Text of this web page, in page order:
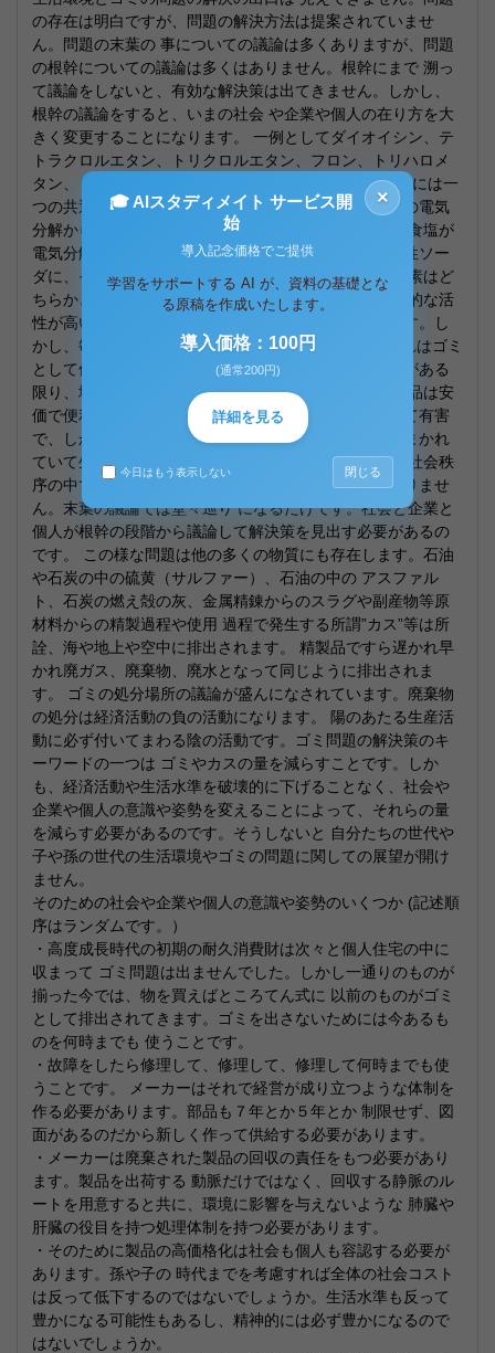
の存在は明白ですが、問題の解決方法は提案されていませ
ん。問題の末葉の 事についての議論は多くありますが、問題
の根幹についての議論は多くはありません。根幹にまで 溯っ
て議論をしないと、有効な解決策は出てきません。しかし、
根幹の議論をすると、いまの社会 や企業や個人の在り方を大
きく変更することになります。 一例としてダイオイシン、テ
トラクロルエタン、トリクロルエタン、フロン、トリハロメ
タン、 ＰＶＣ（ビニール）、ＰＣＢ、ＢＨＣ、ＤＤＴ には一
つの共通項が在ります。それは塩素です。塩素は食塩の電気
分解から作られます。日本では 年間約８００万トンの食塩が
電気分解され、その重量の４０％のナトリュウムが苛性ソー
ダに、その 重量の６０％が塩素として発生します。塩素はど
ちらかと言えば副産物ですが、安価であることと 化学的な活
性が高いため、多くの化学製品の製造に使われています。し
かし、毎年４～5百万トンの塩素が 製品となり、いずれはゴミ
として何らかの形で廃棄されます。苛性ソーダの需要がある
限り、塩素は 発生し続けます。塩素ガスやその化学製品は安
価で便利で有用ですが、多くの物は生物にとって極めて有害
で、しかも変化し難く何時までも生活環境周辺にばらまかれ
ていて生活環境の悪化の大問題になっています。 今の社会秩
序の中では、この問題の解決の出口はなかなか見付かりませ
ん。末葉の議論では堂々巡り になるだけです。社会と企業と
個人が根幹の段階から議論して解決策を見出す必要があるの
です。 この様な問題は他の多くの物質にも存在します。石油
や石炭の中の硫黄（サルファー）、石油の中の アスファル
ト、石炭の燃え殻の灰、金属精錬からのスラグや副産物等原
材料からの精製過程や使用 過程で発生する所謂”カス”等は所
詮、海や地上や空中に排出されます。 精製品ですら遅かれ早
かれ廃ガス、廃棄物、廃水となって同じように排出されま
す。 ゴミの処分場所の議論が盛んになされています。廃棄物
の処分は経済活動の負の活動になります。 陽のあたる生産活
動に必ず付いてまわる陰の活動です。ゴミ問題の解決策のキ
ーワードの一つは ゴミやカスの量を減らすことです。しか
も、経済活動や生活水準を破壊的に下げることなく、社会や
企業や個人の意識や姿勢を変えることによって、それらの量
を減らす必要があるのです。そうしないと 自分たちの世代や
子や孫の世代の生活環境やゴミの問題に関しての展望が開け
ません。
そのための社会や企業や個人の意識や姿勢のいくつか (記述順
序はランダムです。）
・高度成長時代の初期の耐久消費財は次々と個人住宅の中に
収まって ゴミ問題は出ませんでした。しかし一通りのものが
揃った今では、物を買えばところてん式に 以前のものがゴミ
として排出されてきます。ゴミを出さないためには今あるも
のを何時までも 使うことです。
・故障をしたら修理して、修理して、修理して何時までも使
うことです。 メーカーはそれで経営が成り立つような体制を
作る必要があります。部品も７年とか５年とか 制限せず、図
面があるのだから新しく作って供給する必要があります。
・メーカーは廃棄された製品の回収の責任をもつ必要があり
ます。製品を出荷する 動脈だけではなく、回収する静脈のル
ートを用意すると共に、環境に影響を与えないような 肺臓や
肝臓の役目を持つ処理体制を持つ必要があります。
・そのために製品の高価格化は社会も個人も容認する必要が
あります。孫や子の 時代までを考慮すれば全体の社会コスト
は反って低下するのではないでしょうか。生活水準も反って
豊かになる可能性もあるし、精神的には必ず豊かになるので
はないでしょうか。
×
🎓 AIスタディメイト サービス開
始
導入記念価格でご提供
学習をサポートする AI が、資料の基礎とな
る原稿を作成いたします。
導入価格：100円
(通常200円)
詳細を見る
今日はもう表示しない 閉じる